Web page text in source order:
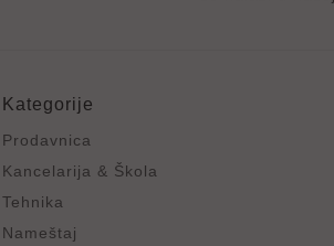
Kategorije
Prodavnica
Kancelarija & Škola
Tehnika
Nameštaj